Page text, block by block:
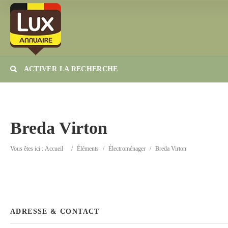
ACTIVER LA RECHERCHE
Breda Virton
Vous êtes ici : Accueil / Éléments / Électroménager / Breda Virton
ADRESSE & CONTACT